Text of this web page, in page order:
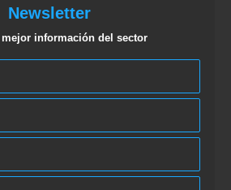
Newsletter
mejor información del sector